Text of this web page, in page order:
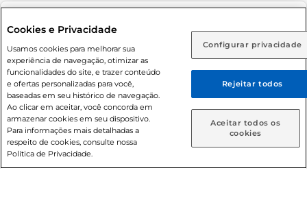
Rio de Janeiro (RJ) Goiás (GO)
Ou
Caso queira comprar online, informe como deseja receber
suas compras:
Entrega em casa Retire em Loja
Adolescente). Preços e condições exclusivos para o
prévio. O valor mínimo para as compras on-line é de R$
80,00.
© 2026 Copyright. Todos os direitos
reservados Prezunic.
Cookies e Privacidade
Usamos cookies para melhorar sua
experiência de navegação, otimizar as
funcionalidades do site, e trazer conteúdo
e ofertas personalizadas para você,
baseadas em seu histórico de navegação.
Ao clicar em aceitar, você concorda em
armazenar cookies em seu dispositivo.
Para informações mais detalhadas a
respeito de cookies, consulte nossa
Política de Privacidade.
Configurar privacidade
Rejeitar todos
Aceitar todos os
cookies